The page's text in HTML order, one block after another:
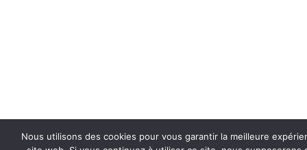
Nous utilisons des cookies pour vous garantir la meilleure